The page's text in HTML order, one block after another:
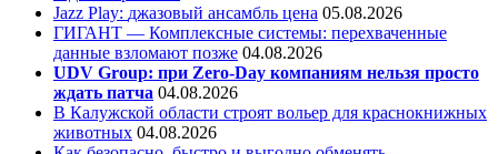
Jazz Play: джазовый ансамбль цена 05.08.2026
ГИГАНТ — Комплексные системы: перехваченные
данные взломают позже 04.08.2026
UDV Group: при Zero-Day компаниям нельзя просто
ждать патча 04.08.2026
В Калужской области строят вольер для краснокнижных
животных 04.08.2026